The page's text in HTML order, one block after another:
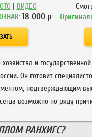
| ВИДЕО
18 000р.
и
Он готовит
подтверждающим
возможно по ряду
РАНХИГС?